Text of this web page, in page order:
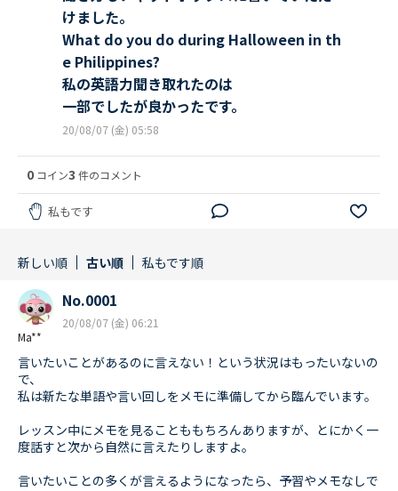
けました。
What do you do during Halloween in th
e Philippines?
私の英語力聞き取れたのは
一部でしたが良かったです。
20/08/07 (金) 05:58
0 コイン3 件のコメント
私もです
新しい順 古い順 私もです順
Ma**
No.0001
20/08/07 (金) 06:21
言いたいことがあるのに言えない！という状況はもったいないの
で、
私は新たな単語や言い回しをメモに準備してから臨んでいます。
レッスン中にメモを見ることももちろんありますが、とにかく一
度話すと次から自然に言えたりしますよ。
言いたいことの多くが言えるようになったら、予習やメモなしで